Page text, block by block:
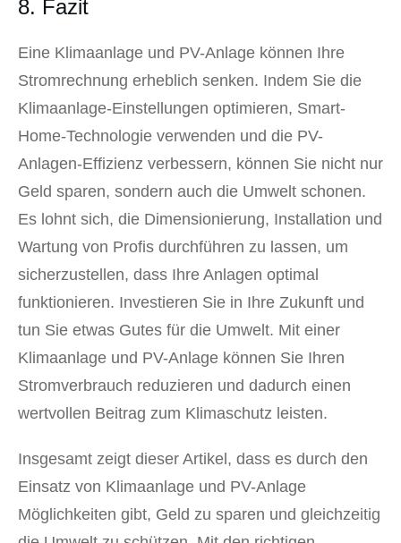
8. Fazit
Eine Klimaanlage und PV-Anlage können Ihre
Stromrechnung erheblich senken. Indem Sie die
Klimaanlage-Einstellungen optimieren, Smart-
Home-Technologie verwenden und die PV-
Anlagen-Effizienz verbessern, können Sie nicht nur
Geld sparen, sondern auch die Umwelt schonen.
Es lohnt sich, die Dimensionierung, Installation und
Wartung von Profis durchführen zu lassen, um
sicherzustellen, dass Ihre Anlagen optimal
funktionieren. Investieren Sie in Ihre Zukunft und
tun Sie etwas Gutes für die Umwelt. Mit einer
Klimaanlage und PV-Anlage können Sie Ihren
Stromverbrauch reduzieren und dadurch einen
wertvollen Beitrag zum Klimaschutz leisten.
Insgesamt zeigt dieser Artikel, dass es durch den
Einsatz von Klimaanlage und PV-Anlage
Möglichkeiten gibt, Geld zu sparen und gleichzeitig